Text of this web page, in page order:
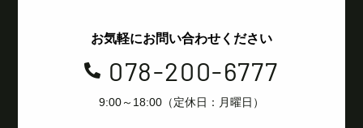
お気軽にお問い合わせください
 078-200-6777
9:00～18:00（定休日：月曜日）